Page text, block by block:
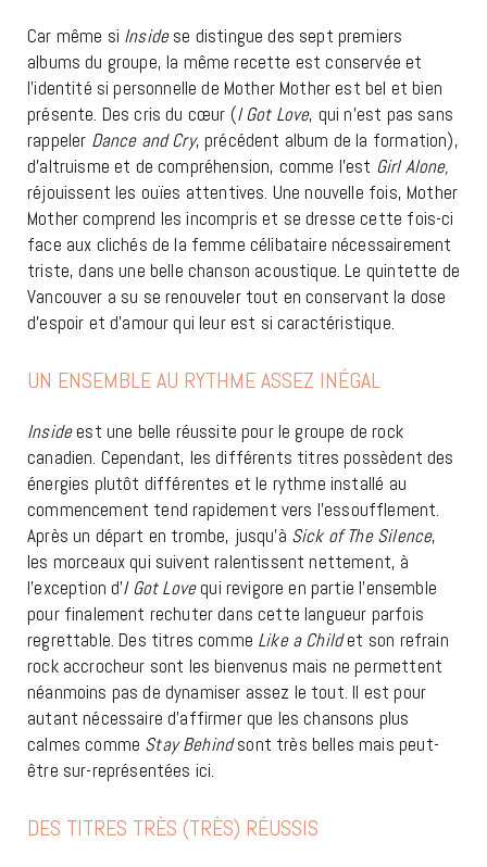
Car même si Insidese distingue des sept premiers
albums du groupe, la même recette est conservée et
l’identité si personnelle de Mother Mother est bel et bien
présente. Des cris du cœur (I Got Love, qui n’est pas sans
rappeler Dance and Cry, précédent album de la formation),
d’altruisme et de compréhension, comme l’est Girl Alone,
réjouissent les ouïes attentives. Une nouvelle fois, Mother
Mother comprend les incompris et se dresse cette fois-ci
face aux clichés de la femme célibataire nécessairement
triste, dans une belle chanson acoustique. Le quintette de
Vancouver a su se renouveler tout en conservant la dose
d’espoir et d’amour qui leur est si caractéristique.
UN ENSEMBLE AU RYTHME ASSEZ INÉGAL
Insideest une belle réussite pour le groupe de rock
canadien. Cependant, les différents titres possèdent des
énergies plutôt différentes et le rythme installé au
commencement tend rapidement vers l’essoufflement.
Après un départ en trombe, jusqu’à Sick of The Silence,
les morceaux qui suivent ralentissent nettement, à
l’exception d’I Got Lovequi revigore en partie l’ensemble
pour finalement rechuter dans cette langueur parfois
regrettable. Des titres comme Like a Childet son refrain
rock accrocheur sont les bienvenus mais ne permettent
néanmoins pas de dynamiser assez le tout. Il est pour
autant nécessaire d’affirmer que les chansons plus
calmes comme Stay Behindsont très belles mais peut-
être sur-représentées ici.
DES TITRES TRÈS (TRÈS) RÉUSSIS